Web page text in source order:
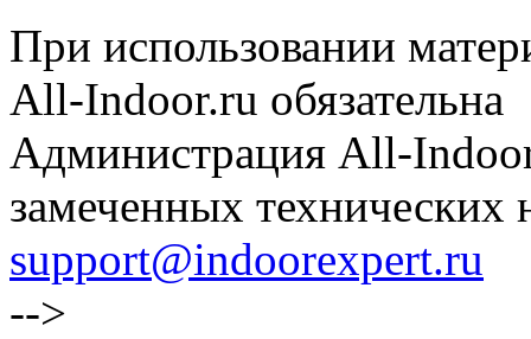
При использовании
All-Indoor.ru обязательна
Администрация All-
замеченных технических
support@indoorexpert.ru
-->